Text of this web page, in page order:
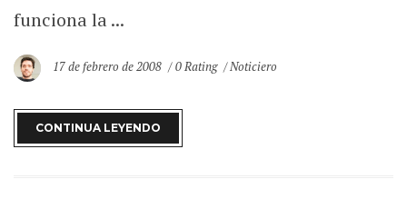
funciona la ...
17 de febrero de 2008 0 Rating Noticiero
CONTINUA LEYENDO